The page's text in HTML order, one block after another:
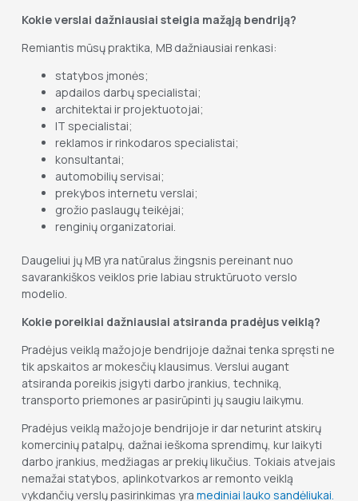
Kokie verslai dažniausiai steigia mažąją bendriją?
Remiantis mūsų praktika, MB dažniausiai renkasi:
statybos įmonės;
apdailos darbų specialistai;
architektai ir projektuotojai;
IT specialistai;
reklamos ir rinkodaros specialistai;
konsultantai;
automobilių servisai;
prekybos internetu verslai;
grožio paslaugų teikėjai;
renginių organizatoriai.
Daugeliui jų MB yra natūralus žingsnis pereinant nuo
savarankiškos veiklos prie labiau struktūruoto verslo
modelio.
Kokie poreikiai dažniausiai atsiranda pradėjus veiklą?
Pradėjus veiklą mažojoje bendrijoje dažnai tenka spręsti ne
tik apskaitos ar mokesčių klausimus. Verslui augant
atsiranda poreikis įsigyti darbo įrankius, techniką,
transporto priemones ar pasirūpinti jų saugiu laikymu.
Pradėjus veiklą mažojoje bendrijoje ir dar neturint atskirų
komercinių patalpų, dažnai ieškoma sprendimų, kur laikyti
darbo įrankius, medžiagas ar prekių likučius. Tokiais atvejais
nemažai statybos, aplinkotvarkos ar remonto veiklą
vykdančių verslų pasirinkimas yra mediniai lauko sandėliukai.